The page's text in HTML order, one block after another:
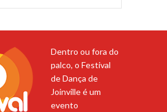
Dentro ou fora do
palco, o Festival
de Dança de
Joinville é um
evento